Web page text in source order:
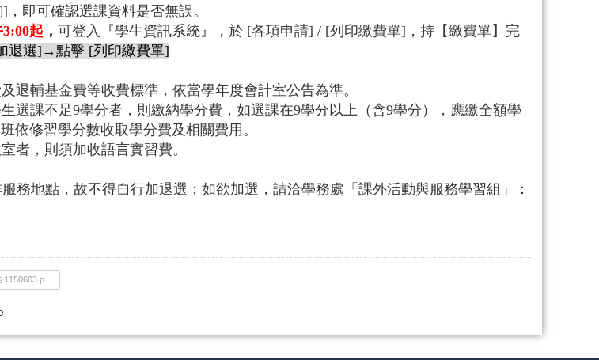
即可確認選課資料是否無誤。
起 ， 可登入『學生資訊系統』，於 [各項申請] / [列印繳費單]，持【繳費單】完
退選]→點擊 [列印繳費單]
退輔基金費等收費標準，依當學年度會計室公告為準。
選課不足9學分者，則繳納學分費，如選課在9學分以上（含9學分），應繳全額學
依修習學分數收取學分費及相關費用。
者，則須加收語言實習費。
務地點，故不得自行加退選；如欲加選，請洽學務處「課外活動與服務學習組」：